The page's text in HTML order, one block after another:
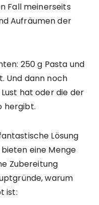
Fall meinerseits
Aufräumen der
250 g Pasta und
Und dann noch
hat oder die der
hergibt.
Lösung
eine Menge
Zubereitung
warum
ist: